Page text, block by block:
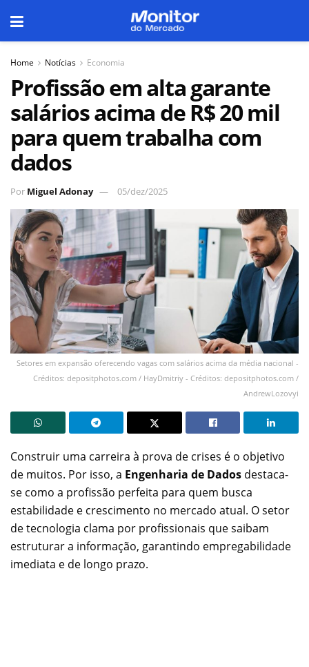
Home Notícias Economia
Profissão em alta garante
salários acima de R$ 20 mil
para quem trabalha com
dados
Por Miguel Adonay 05/dez/2025
Setores em expansão oferecendo vagas com salários acima da média nacional -
Créditos: depositphotos.com / HayDmitriy - Créditos: depositphotos.com /
AndrewLozovyi
Construir uma carreira à prova de crises é o objetivo
de muitos. Por isso, a Engenharia de Dados destaca-
se como a profissão perfeita para quem busca
estabilidade e crescimento no mercado atual. O setor
de tecnologia clama por profissionais que saibam
estruturar a informação, garantindo empregabilidade
imediata e de longo prazo.